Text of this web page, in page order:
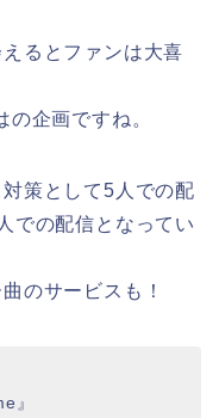
るとファンは大喜
企画ですね。
策として5人での配
での配信となってい
のサービスも！
』